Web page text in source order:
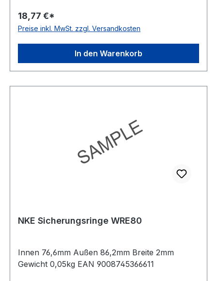
18,77 €*
Preise inkl. MwSt. zzgl. Versandkosten
In den Warenkorb
NKE Sicherungsringe WRE80
Innen 76,6mm Außen 86,2mm Breite 2mm
Gewicht 0,05kg EAN 9008745366611